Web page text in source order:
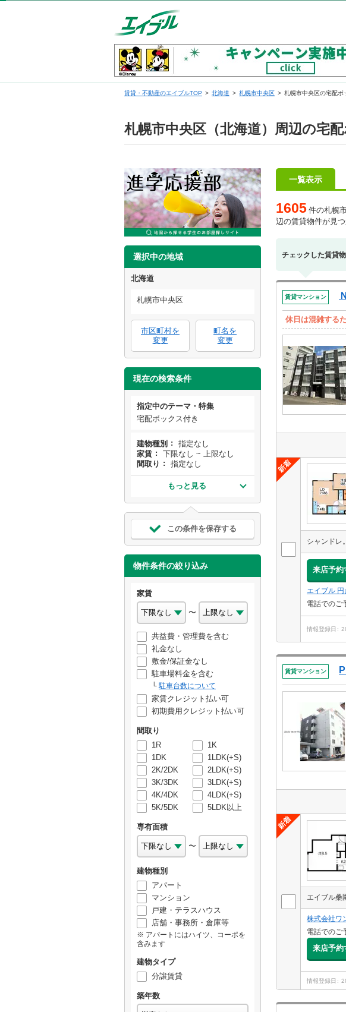
賃貸・不動産のエイブルTOP 北海道 札幌市中央区 札幌市中央区の宅配ボ
札幌市中央区（北海道）周辺の宅
選択中の地域
北海道
札幌市中央区
市区町村を
変更
町名を
変更
現在の検索条件
指定中のテーマ・特集
宅配ボックス付き
建物種別
指定なし
家賃
下限なし ~ 上限なし
間取り
指定なし
もっと見る
この条件を保存する
物件条件の絞り込み
家賃
〜
共益費・管理費を含む
礼金なし
敷金/保証金なし
駐車場料金を含む
駐車台数について
家賃クレジット払い可
初期費用クレジット払い可
間取り
1R
1K
1DK
1LDK(+S)
2K/2DK
2LDK(+S)
3K/3DK
3LDK(+S)
4K/4DK
4LDK(+S)
5K/5DK
5LDK以上
専有面積
〜
建物種別
アパート
マンション
戸建・テラスハウス
店舗・事務所・倉庫等
アパートにはハイツ、コーポを
含みます
建物タイプ
分譲賃貸
築年数
一覧表示
1605 件の札幌
辺の賃貸物件が見
チェックした賃貸
賃貸マンション
休日は混雑する
来店予約
エイブル
電話でのご
情報登録日
賃貸マンション
エイブル
株式会社ワ
電話でのご
来店予約
情報登録日